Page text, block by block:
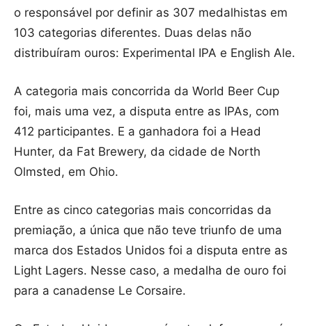
o responsável por definir as 307 medalhistas em
103 categorias diferentes. Duas delas não
distribuíram ouros: Experimental IPA e English Ale.
A categoria mais concorrida da World Beer Cup
foi, mais uma vez, a disputa entre as IPAs, com
412 participantes. E a ganhadora foi a Head
Hunter, da Fat Brewery, da cidade de North
Olmsted, em Ohio.
Entre as cinco categorias mais concorridas da
premiação, a única que não teve triunfo de uma
marca dos Estados Unidos foi a disputa entre as
Light Lagers. Nesse caso, a medalha de ouro foi
para a canadense Le Corsaire.